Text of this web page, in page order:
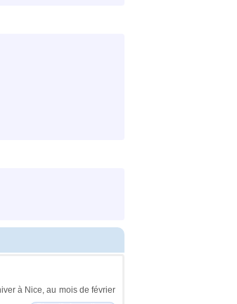
à Nice, au mois de février